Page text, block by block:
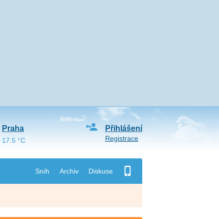
Sníh Archiv Diskuse
Přihlášení
Registrace
Praha
17.5 °C